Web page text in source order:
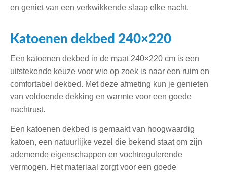
en geniet van een verkwikkende slaap elke nacht.
Katoenen dekbed 240×220
Een katoenen dekbed in de maat 240×220 cm is een
uitstekende keuze voor wie op zoek is naar een ruim en
comfortabel dekbed. Met deze afmeting kun je genieten
van voldoende dekking en warmte voor een goede
nachtrust.
Een katoenen dekbed is gemaakt van hoogwaardig
katoen, een natuurlijke vezel die bekend staat om zijn
ademende eigenschappen en vochtregulerende
vermogen. Het materiaal zorgt voor een goede